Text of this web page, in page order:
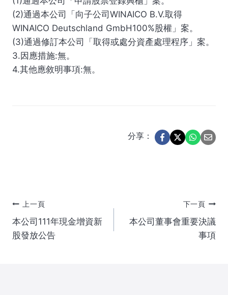
(2)通過本公司「向子公司WINAICO B.V.取得
WINAICO Deutschland GmbH100%股權」案。
(3)通過修訂本公司「取得或處分資產處理程序」案。
3.因應措施:無。
4.其他應敘明事項:無。
分享：
文
章
上一頁
本公司111年現金增資新
股發放公告
下一頁
本公司董事會重要決議
事項